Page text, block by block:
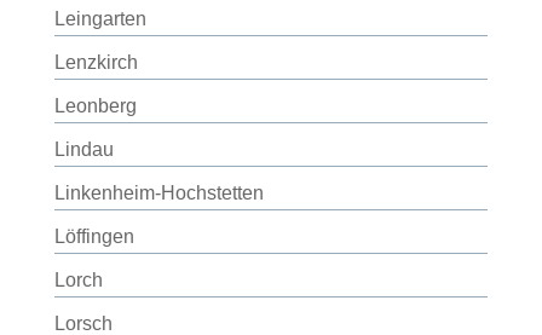
Leingarten
Lenzkirch
Leonberg
Lindau
Linkenheim-Hochstetten
Löffingen
Lorch
Lorsch